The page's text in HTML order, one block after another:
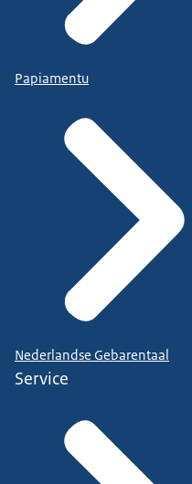
Papiamentu
Nederlandse Gebarentaal
Service